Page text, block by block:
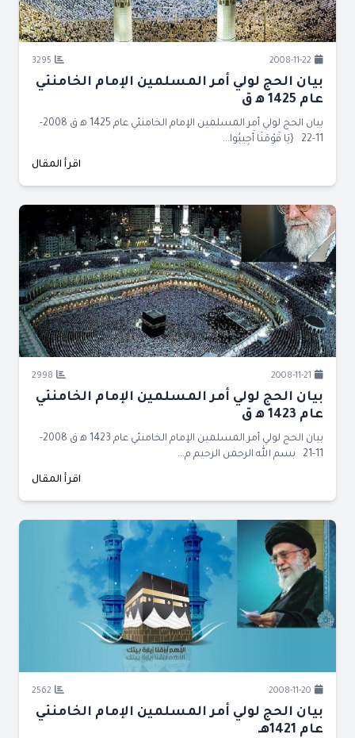
2008-11-22
3295
بيان الحج لولي أمر المسلمين الإمام الخامنئي
عام 1425 ﻫ ق
بيان الحج لولي أمر المسلمين الإمام الخامنئي عام 1425 ﻫ ق 2008-
11-22 {يَا قَوْمَنَا أَجِيبُوا...
اقرأ المقال
2008-11-21
2998
بيان الحج لولي أمر المسلمين الإمام الخامنئي
عام 1423 ﻫ ق
بيان الحج لولي أمر المسلمين الإمام الخامنئي عام 1423 ﻫ ق 2008-
11-21 بسم الله الرحمن الرحيم م...
اقرأ المقال
2008-11-20
2562
بيان الحج لولي أمر المسلمين الإمام الخامنئي
عام 1421هـ